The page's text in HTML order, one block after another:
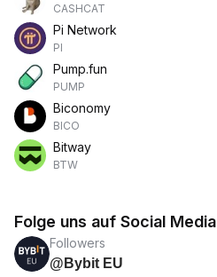
CASHCAT
Pi Network
PI
Pump.fun
PUMP
Biconomy
BICO
Bitway
BTW
Folge uns auf Social Media
Followers
@Bybit EU